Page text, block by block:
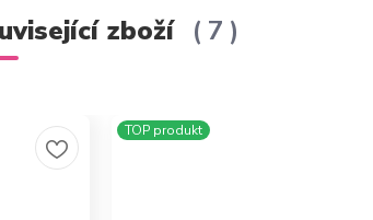
zboží 7
TOP produkt